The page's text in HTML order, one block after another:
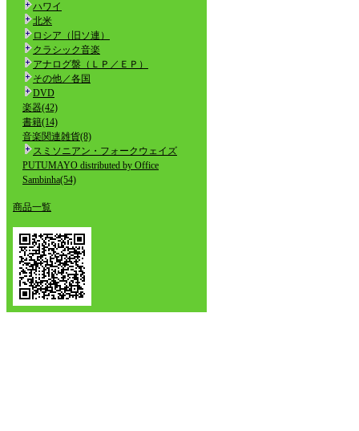
ハワイ
北米
ロシア（旧ソ連）
クラシック音楽
アナログ盤（ＬＰ／ＥＰ）
その他／各国
DVD
楽器(42)
書籍(14)
音楽関連雑貨(8)
スミソニアン・フォークウェイズ
PUTUMAYO distributed by Office
Sambinha(54)
商品一覧